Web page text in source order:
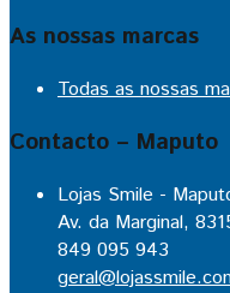
As nossas marcas
Todas as nossas
Contacto – Maputo
Lojas Smile -
Av. da Marginal,
849 095 943